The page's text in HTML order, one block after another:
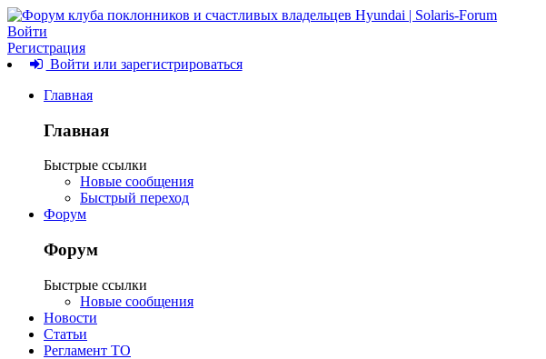
Войти
Регистрация
Войти или зарегистрироваться
Главная
Главная
Быстрые ссылки
Новые сообщения
Быстрый переход
Форум
Форум
Быстрые ссылки
Новые сообщения
Новости
Статьи
Регламент ТО